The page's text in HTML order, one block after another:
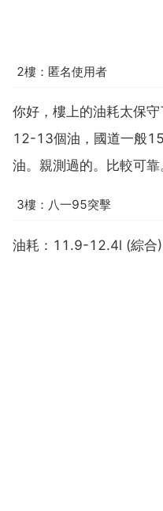
2樓：匿名使用者
你好，樓上的油耗太保
12-13個油，國道一般
油。親測過的。比較可靠
3樓：八一95突擊
油耗：11.9-12.4l (綜